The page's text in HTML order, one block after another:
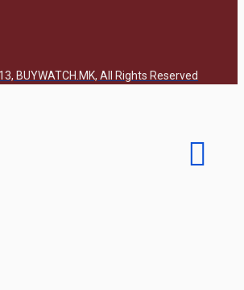
BUYWATCH.MK, All Rights Reserved